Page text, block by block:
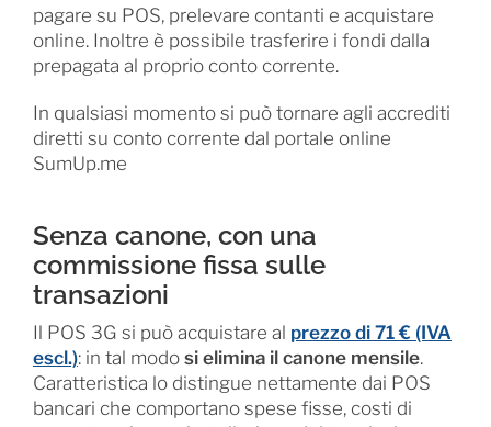
pagare su POS, prelevare contanti e acquistare
online. Inoltre è possibile trasferire i fondi dalla
prepagata al proprio conto corrente.
In qualsiasi momento si può tornare agli accrediti
diretti su conto corrente dal portale online
SumUp.me
Senza canone, con una
commissione fissa sulle
transazioni
Il POS 3G si può acquistare al prezzo di 71 € (IVA
escl.): in tal modo si elimina il canone mensile.
Caratteristica lo distingue nettamente dai POS
bancari che comportano spese fisse, costi di